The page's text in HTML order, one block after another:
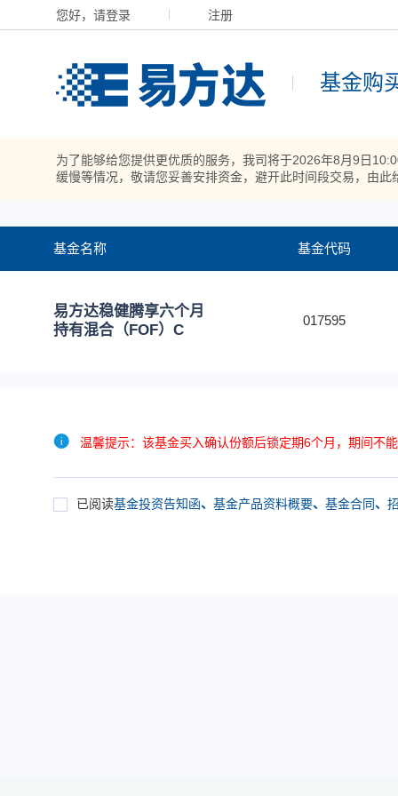
您好，请登录 注册
基金购
为了能够给您提供更优质的服务，我司将于2026年8月9日
缓慢等情况，敬请您妥善安排资金，避开此时间段交易，由此
基金名称 基金代码
易方达稳健腾享六个月
持有混合（FOF）C
017595
温馨提示：该基金买入确认份额后锁定期6个月，期间不
已阅读基金投资告知函、 基金产品资料概要、 基金合同、